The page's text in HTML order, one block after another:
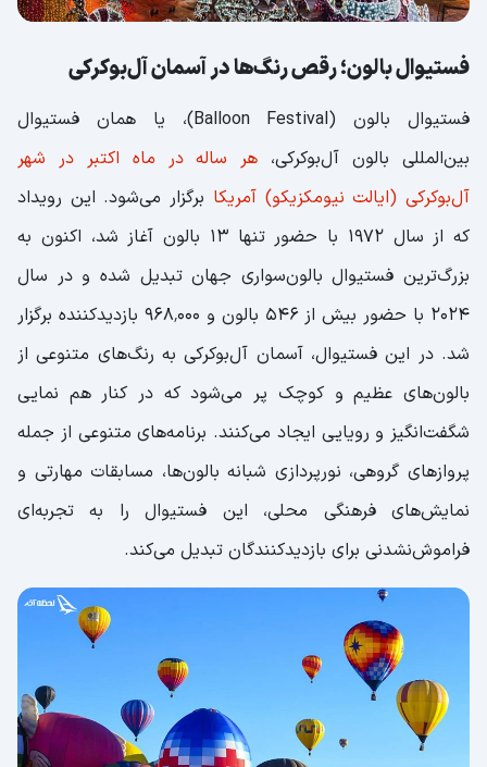
فستیوال بالون؛ رقص رنگ‌ها در آسمان آل‌بوکرکی
فستیوال بالون (Balloon Festival)، یا همان فستیوال
بین‌المللی بالون آل‌بوکرکی، هر ساله در ماه اکتبر در شهر
آل‌بوکرکی (ایالت نیومکزیکو) آمریکا برگزار می‌شود. این رویداد
که از سال ۱۹۷۲ با حضور تنها ۱۳ بالون آغاز شد، اکنون به
بزرگ‌ترین فستیوال بالون‌سواری جهان تبدیل شده و در سال
۲۰۲۴ با حضور بیش از ۵۴۶ بالون و ۹۶۸٬۰۰۰ بازدیدکننده برگزار
شد. در این فستیوال، آسمان آل‌بوکرکی به رنگ‌های متنوعی از
بالون‌های عظیم و کوچک پر می‌شود که در کنار هم نمایی
شگفت‌انگیز و رویایی ایجاد می‌کنند. برنامه‌های متنوعی از جمله
پروازهای گروهی، نورپردازی شبانه بالون‌ها، مسابقات مهارتی و
نمایش‌های فرهنگی محلی، این فستیوال را به تجربه‌ای
فراموش‌نشدنی برای بازدیدکنندگان تبدیل می‌کند.